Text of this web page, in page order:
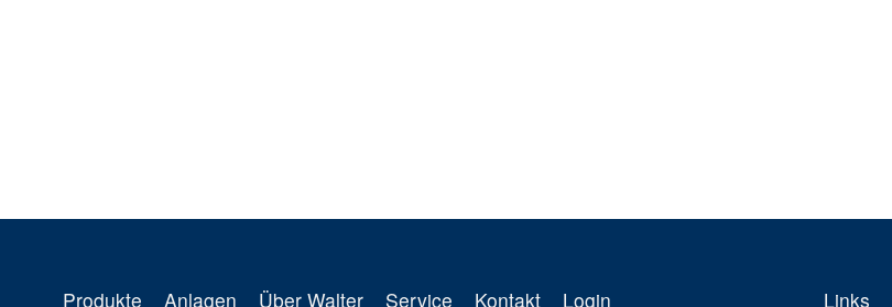
Produkte Anlagen Über Walter Service Kontakt Login Links